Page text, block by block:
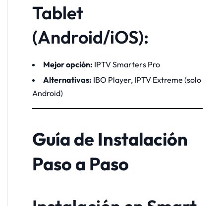
Tablet
(Android/iOS):
Mejor opción: IPTV Smarters Pro
Alternativas: IBO Player, IPTV Extreme (solo
Android)
Guía de Instalación
Paso a Paso